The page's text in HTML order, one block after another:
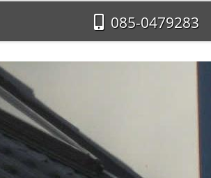
085-0479283